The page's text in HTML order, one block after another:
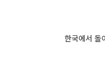
한국에서 돌